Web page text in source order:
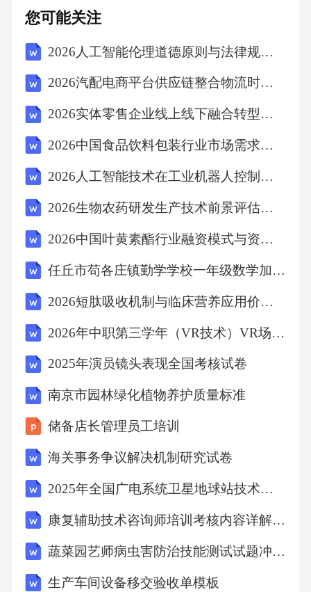
扣押行为无效并需承担国家赔偿责任。违规扣
押处理扣押程序合法性审查执法部门需建立专
用保管场所，配备监控及台账系统，若因保管
偿当事人损失。扣押物品保管责任对于超出法
定期限未作处理的扣押物品，应强制要求执法
机关在限期内解除扣押或启动拍卖程序，逾期
未处理则追究相关负责人行政责任。超期扣押
映的执法拖延问题，由上级部门指派异地工作
组实地调查取证，避免地方保护主义干扰。投
诉举报核查流程履职评价指标体系智能监测预
警系统将案件办结率、群众满意度等纳入执法
人员绩效考核，连续考核不合格者需接受岗位
培训或调离执法岗位。运用大数据分析执法平
台案件处理时长，对超期未办结案件自动触发
督办程序，并向监察机关推送异常数据线索。
电子证据存储格式和区块链存证平台，确保公
安、市监、环保等部门采集的证据可直接互
认，减少重复取证成本。证据互认技术标准争
议协调仲裁机制设立由司法行政机关主导的跨
部门争议仲裁委员会，对管辖权异议等问题在4
8小时内出具具有约束力的裁定意见书。制定标
您可能关注
2026人工智能伦理道德原则与法律规制探讨
2026汽配电商平台供应链整合物流时效用户留存平台竞争计划
2026实体零售企业线上线下融合转型路径探索与市场占有率提升报告
2026中国食品饮料包装行业市场需求分析与发展趋势研究评估报告
2026人工智能技术在工业机器人控制系统应用的分析及算法进化与系统稳定性优化研究
2026生物农药研发生产技术前景评估报告
2026中国叶黄素酯行业融资模式与资本结构优化报告
任丘市苟各庄镇勤学学校一年级数学加减法练习题
2026短肽吸收机制与临床营养应用价值评估
2026年中职第三学年（VR技术）VR场景漫游制作测试题及答案
2025年演员镜头表现全国考核试卷
南京市园林绿化植物养护质量标准
储备店长管理员工培训
海关事务争议解决机制研究试卷
2025年全国广电系统卫星地球站技术培训试题
康复辅助技术咨询师培训考核内容详解试卷
蔬菜园艺师病虫害防治技能测试试题冲刺卷
生产车间设备移交验收单模板